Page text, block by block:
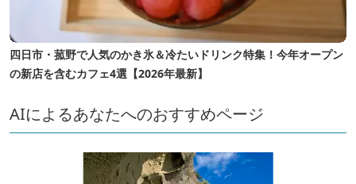
四日市・菰野で人気のかき氷＆冷たいドリンク特集！今年オープン
の新店を含むカフェ4選【2026年最新】
AIによるあなたへのおすすめページ